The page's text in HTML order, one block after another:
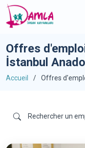
Offres
İstanbul
Accueil Offres